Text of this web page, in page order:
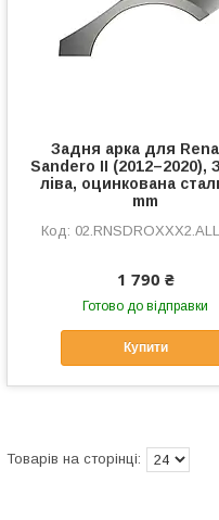
Задня арка для
Sandero II (2012–2020),
ліва, оцинкована
mm
1 790 ₴
Готово до відправки
Купити